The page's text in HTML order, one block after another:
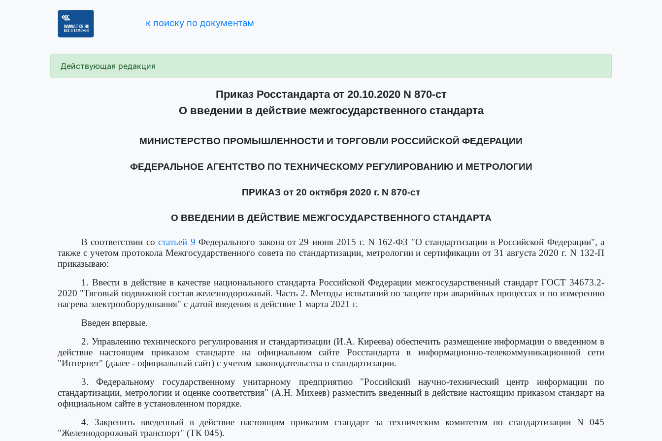
к поиску по документам
Действующая редакция
Приказ Росстандарта от 20.10.2020 N 870-ст
О введении в действие межгосударственного стандарта
МИНИСТЕРСТВО ПРОМЫШЛЕННОСТИ И ТОРГОВЛИ РОССИЙСКОЙ ФЕДЕРАЦИИ
ФЕДЕРАЛЬНОЕ АГЕНТСТВО ПО ТЕХНИЧЕСКОМУ РЕГУЛИРОВАНИЮ И МЕТРОЛОГИИ
ПРИКАЗ от 20 октября 2020 г. N 870-ст
О ВВЕДЕНИИ В ДЕЙСТВИЕ МЕЖГОСУДАРСТВЕННОГО СТАНДАРТА
В соответствии состатьей 9 Федерального закона от 29 июня 2015 г. N 162-ФЗ "О стандартизации в Российской Федерации", а
также с учетом протокола Межгосударственного совета по стандартизации, метрологии и сертификации от 31 августа 2020 г. N 132-П
приказываю:
1. Ввести в действие в качестве национального стандарта Российской Федерации межгосударственный стандарт ГОСТ 34673.2-
2020 "Тяговый подвижной состав железнодорожный. Часть 2. Методы испытаний по защите при аварийных процессах и по измерению
нагрева электрооборудования" с датой введения в действие 1 марта 2021 г.
Введен впервые.
2. Управлению технического регулирования и стандартизации (И.А. Киреева) обеспечить размещение информации о введенном в
действие настоящим приказом стандарте на официальном сайте Росстандарта в информационно-телекоммуникационной сети
"Интернет" (далее - официальный сайт) с учетом законодательства о стандартизации.
3. Федеральному государственному унитарному предприятию "Российский научно-технический центр информации по
стандартизации, метрологии и оценке соответствия" (А.Н. Михеев) разместить введенный в действие настоящим приказом стандарт на
официальном сайте в установленном порядке.
4. Закрепить введенный в действие настоящим приказом стандарт за техническим комитетом по стандартизации N 045
"Железнодорожный транспорт" (ТК 045).